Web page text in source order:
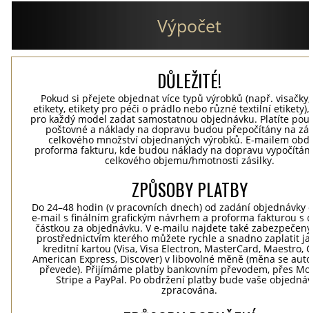
Výpočet
DŮLEŽITÉ!
Pokud si přejete objednat více typů výrobků (např.
etikety, etikety pro péči o prádlo nebo různé textilní
pro každý model zadat samostatnou objednávku. Platíte
poštovné a náklady na dopravu budou přepočítány na
celkového množství objednaných výrobků. E-mailem
proforma fakturu, kde budou náklady na dopravu
celkového objemu/hmotnosti zásilky.
ZPŮSOBY PLATBY
Do 24–48 hodin (v pracovních dnech) od zadání
e-mail s finálním grafickým návrhem a proforma fakturou s
částkou za objednávku. V e-mailu najdete také
prostřednictvím kterého můžete rychle a snadno zaplatit
kreditní kartou (Visa, Visa Electron, MasterCard, Maestro,
American Express, Discover) v libovolné měně (měna se
převede). Přijímáme platby bankovním převodem, přes
Stripe a PayPal. Po obdržení platby bude vaše
zpracována.